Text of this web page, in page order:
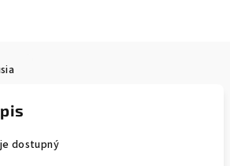
dostupný